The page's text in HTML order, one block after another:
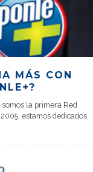
MÁS CON
la primera Red
estamos dedicados